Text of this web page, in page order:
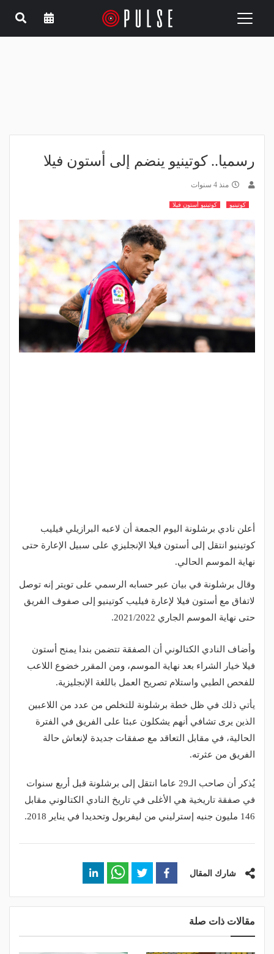
Toggle
رسميا.. كوتينيو ينضم إلى أستون فيلا
منذ 4 سنوات
كوتينيو كوتينيو أستون فيلا
أعلن نادي برشلونة اليوم الجمعة أن لاعبه البرازيلي فيليب
كوتينيو انتقل إلى أستون فيلا الإنجليزي على سبيل الإعارة حتى
نهاية الموسم الحالي.
وقال برشلونة في بيان عبر حسابه الرسمي على تويتر إنه توصل
لاتفاق مع أستون فيلا لإعارة فيليب كوتينيو إلى صفوف الفريق
حتى نهاية الموسم الجاري 2021/2022.
وأضاف النادي الكتالوني أن الصفقة تتضمن بندا يمنح أستون
فيلا خيار الشراء بعد نهاية الموسم، ومن المقرر خضوع اللاعب
للفحص الطبي واستلام تصريح العمل باللغة الإنجليزية.
يأتي ذلك في ظل خطة برشلونة للتخلص من عدد من اللاعبين
الذين يرى تشافي أنهم يشكلون عبئا على الفريق في الفترة
الحالية، في مقابل التعاقد مع صفقات جديدة لإنعاش حالة
الفريق من عثرته.
يُذكر أن صاحب الـ29 عاما انتقل إلى برشلونة قبل أربع سنوات
في صفقة تاريخية هي الأغلى في تاريخ النادي الكتالوني مقابل
146 مليون جنيه إسترليني من ليفربول وتحديدا في يناير 2018.
شارك المقال
مقالات ذات صلة